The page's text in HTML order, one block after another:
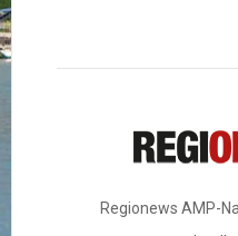
Regionews AMP-